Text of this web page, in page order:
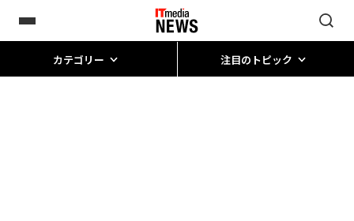
カテゴリー 注目のトピック